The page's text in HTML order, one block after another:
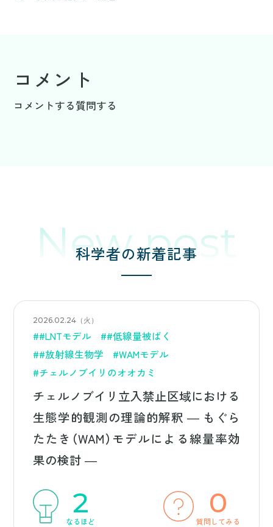
コメント
コメントする質問する
科学者の新着記事
New post
2026.02.24（火）
##LNTモデル
##低線量被ばく
##放射線生物学
#WAMモデル
#チェルノブイリのオオカミ
チェルノブイリ立入禁止区域における
生態学的観測の理論的解釈 ― もぐら
たたき（WAM）モデルによる線量率効
果の検討 ―
2
なるほど
0
質問してみる